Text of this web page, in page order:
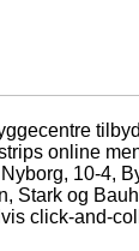
online
10-4,
Stark og
click-and-